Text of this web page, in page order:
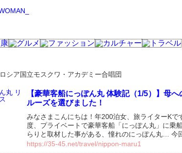
ロシア国立モスクワ・アカデミー合唱団
【豪華客船にっぽん丸 体験記（1/5）】母
ルーズを選びました！
みなさまこんにちは！年200泊女、旅ライターKで
度、プライベートで豪華客船「にっぽん丸」に乗
らりと取材した事がある、憧れのにっぽん丸… 今
https://35-45.net/travel/nippon-maru1